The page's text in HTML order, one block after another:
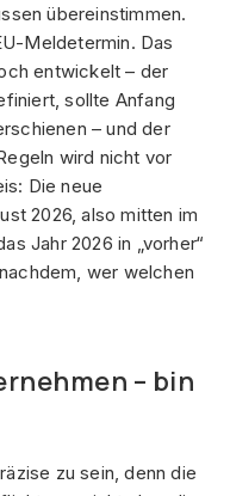
übereinstimmen.
Meldetermin. Das
entwickelt – der
sollte Anfang
– und der
wird nicht vor
Die neue
2026, also mitten im
Jahr 2026 in „vorher“
wer welchen
– bin
zu sein, denn die